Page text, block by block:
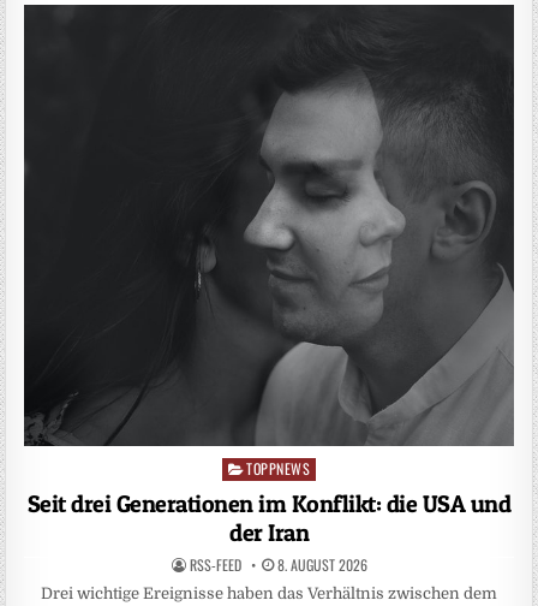
Posted
TOPPNEWS
Seit drei Generationen im Konflikt: die USA und
der Iran
RSS-FEED 8. AUGUST 2026
Drei wichtige Ereignisse haben das Verhältnis zwischen dem